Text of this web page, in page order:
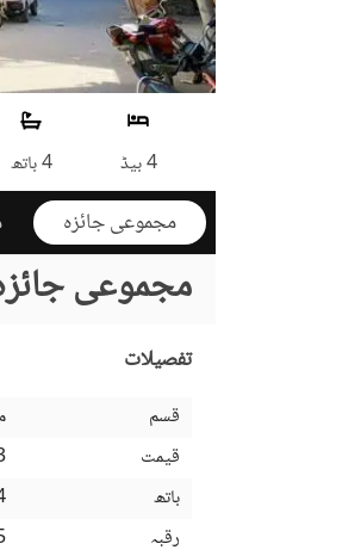
4 بیڈ 4 باتھ
مجموعی جائزہ
مجموعی
تفصیلات
قسم
قیمت
باتھ
رقبہ
5